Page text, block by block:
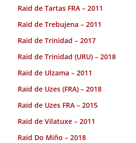
Raid de Tartas FRA – 2011
Raid de Trebujena – 2011
Raid de Trinidad – 2017
Raid de Trinidad (URU) – 2018
Raid de Ulzama – 2011
Raid de Uzes (FRA) – 2018
Raid de Uzes FRA – 2015
Raid de Vilatuxe – 2011
Raid Do Miño – 2018